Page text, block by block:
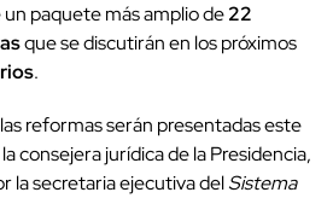
paquete más amplio de22
que se discutirán en los próximos
.
reformas serán presentadas este
consejera jurídica de la Presidencia,
la secretaria ejecutiva delSistema